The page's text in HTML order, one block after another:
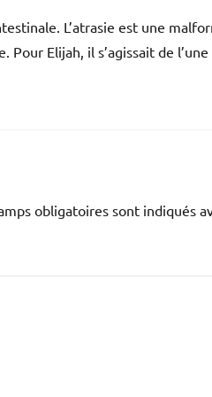
L’atrasie est une
Elijah, il s’agissait de
obligatoires sont indiqués